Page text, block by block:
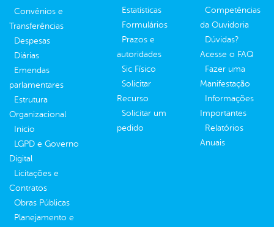
Convênios e
Transferências
Despesas
Diárias
Emendas
parlamentares
Estrutura
Organizacional
Inicio
LGPD e Governo
Digital
Licitações e
Contratos
Obras Públicas
Planejamento e
Estatísticas
Formulários
Prazos e
autoridades
Sic Físico
Solicitar
Recurso
Solicitar um
pedido
Competências
da Ouvidoria
Dúvidas?
Acesse o FAQ
Fazer uma
Manifestação
Informações
Importantes
Relatórios
Anuais